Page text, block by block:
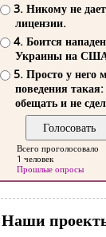
3. Никому не
лицензии.
4. Боится
Украины на
5. Просто у него
поведения такая:
обещать и не
Всего проголосовало
1 человек
Прошлые опросы
Наши